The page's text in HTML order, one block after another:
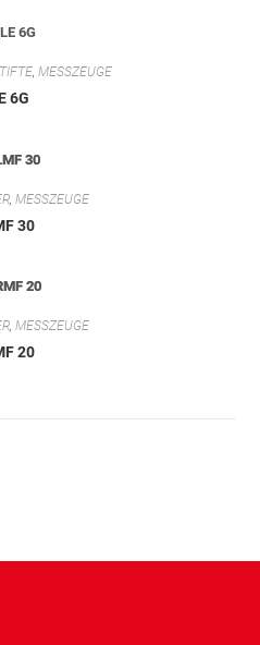
,MESSZEUGE
6G
,MESSZEUGE
30
,MESSZEUGE
20